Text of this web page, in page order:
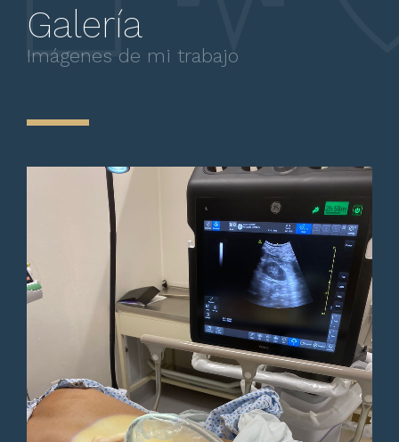
Agradecemos la paciencia,
conocimiento y explicación
detallada.
Paciente
Galería
Imágenes de mi trabajo